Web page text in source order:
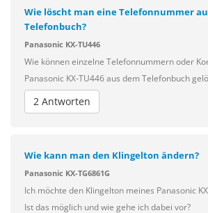
Wie löscht man eine Telefonnummer
Telefonbuch?
Panasonic KX-TU446
Wie können einzelne Telefonnummern oder
Panasonic KX-TU446 aus dem Telefonbuch
2 Antworten
Wie kann man den Klingelton ändern?
Panasonic KX-TG6861G
Ich möchte den Klingelton meines Panasonic
Ist das möglich und wie gehe ich dabei vor?